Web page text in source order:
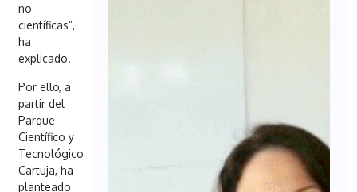
no
científicas”,
ha
explicado.
Por ello, a
partir del
Parque
Científico y
Tecnológico
Cartuja, ha
planteado